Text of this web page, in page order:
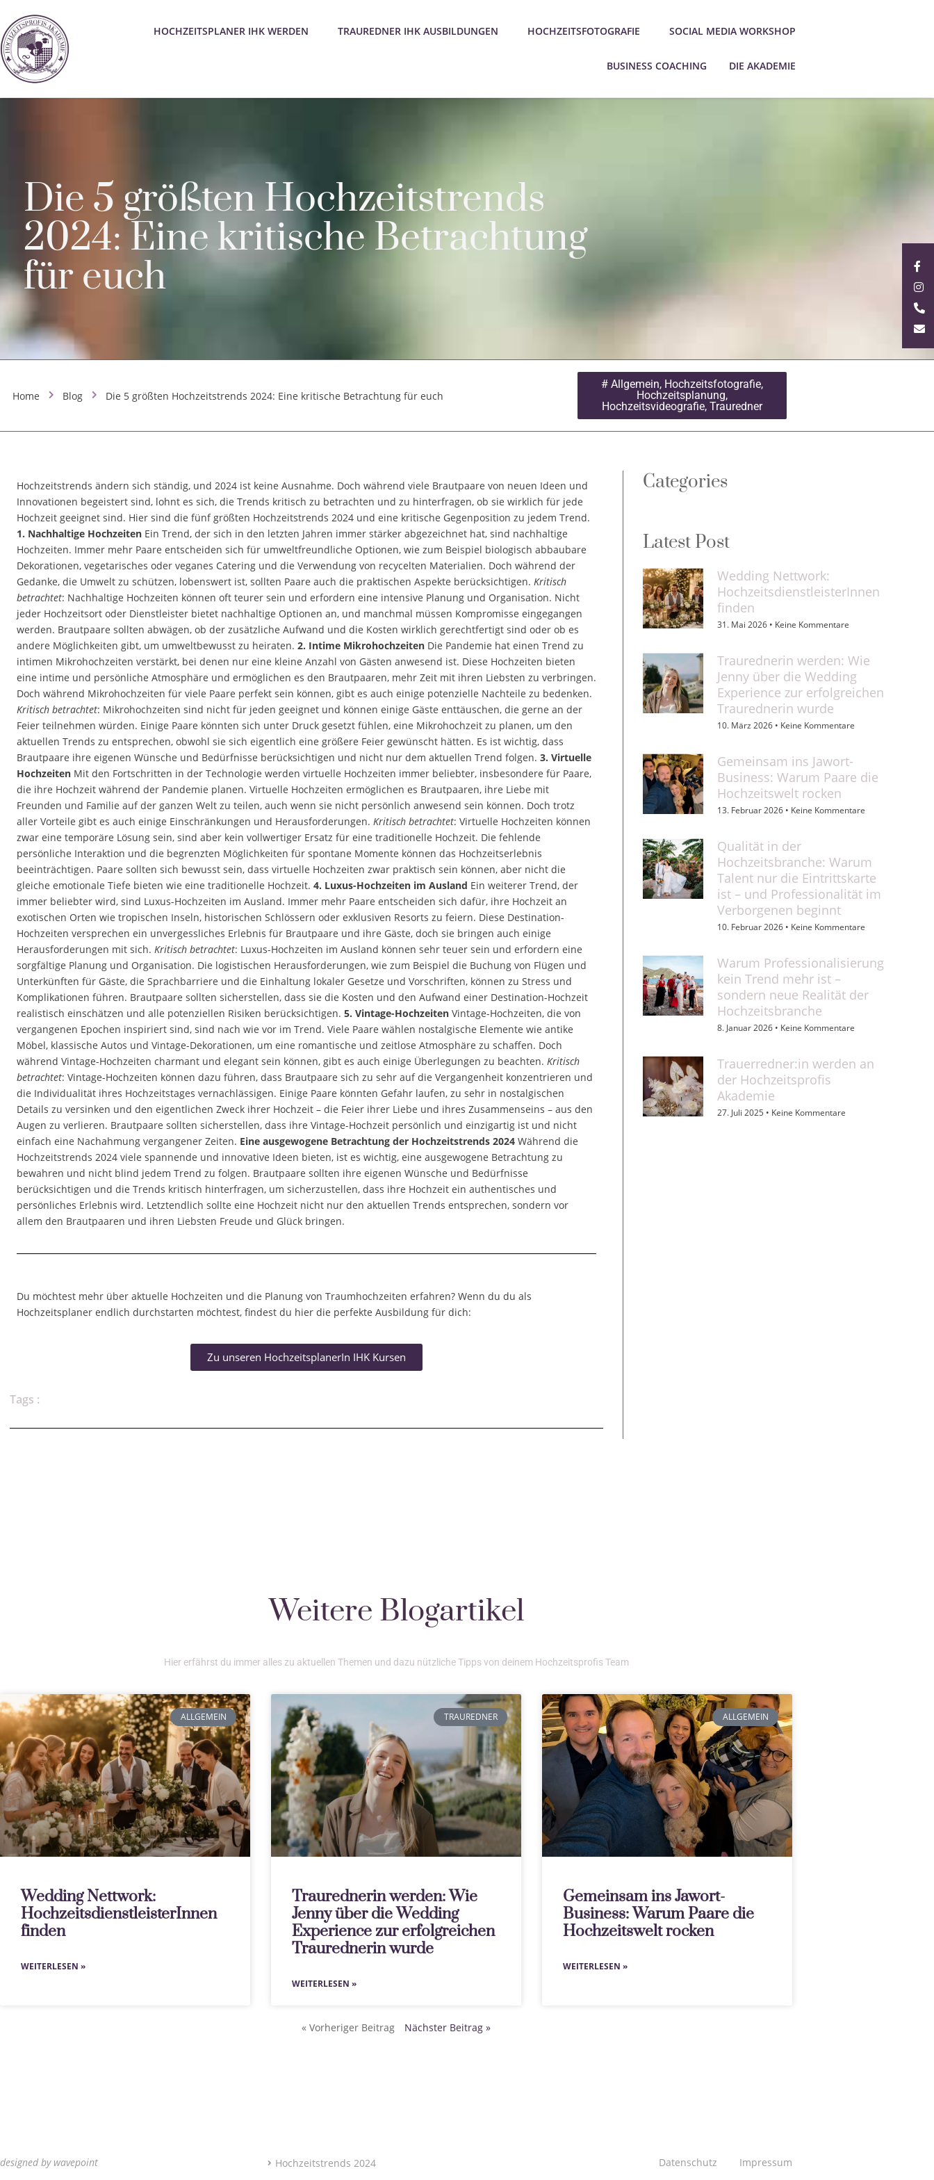
designed by wavepoint Hochzeitstrends 2024 Datenschutz Impressum
HOCHZEITSPLANER IHK WERDEN TRAUREDNER IHK AUSBILDUNGEN HOCHZEITSFOTOGRAFIE SOCIAL MEDIA WORKSHOP
BUSINESS COACHING DIE AKADEMIE
Die 5 größten Hochzeitstrends
2024: Eine kritische Betrachtung
für euch
Home Blog Die 5 größten Hochzeitstrends 2024: Eine kritische Betrachtung für euch
# Allgemein, Hochzeitsfotografie,
Hochzeitsplanung,
Hochzeitsvideografie, Trauredner
Hochzeitstrends ändern sich ständig, und 2024 ist keine Ausnahme. Doch während viele Brautpaare von neuen Ideen und
Innovationen begeistert sind, lohnt es sich, die Trends kritisch zu betrachten und zu hinterfragen, ob sie wirklich für jede
Hochzeit geeignet sind. Hier sind die fünf größten Hochzeitstrends 2024 und eine kritische Gegenposition zu jedem Trend.
1. Nachhaltige Hochzeiten Ein Trend, der sich in den letzten Jahren immer stärker abgezeichnet hat, sind nachhaltige
Hochzeiten. Immer mehr Paare entscheiden sich für umweltfreundliche Optionen, wie zum Beispiel biologisch abbaubare
Dekorationen, vegetarisches oder veganes Catering und die Verwendung von recycelten Materialien. Doch während der
Gedanke, die Umwelt zu schützen, lobenswert ist, sollten Paare auch die praktischen Aspekte berücksichtigen. Kritisch
betrachtet: Nachhaltige Hochzeiten können oft teurer sein und erfordern eine intensive Planung und Organisation. Nicht
jeder Hochzeitsort oder Dienstleister bietet nachhaltige Optionen an, und manchmal müssen Kompromisse eingegangen
werden. Brautpaare sollten abwägen, ob der zusätzliche Aufwand und die Kosten wirklich gerechtfertigt sind oder ob es
andere Möglichkeiten gibt, um umweltbewusst zu heiraten. 2. Intime Mikrohochzeiten Die Pandemie hat einen Trend zu
intimen Mikrohochzeiten verstärkt, bei denen nur eine kleine Anzahl von Gästen anwesend ist. Diese Hochzeiten bieten
eine intime und persönliche Atmosphäre und ermöglichen es den Brautpaaren, mehr Zeit mit ihren Liebsten zu verbringen.
Doch während Mikrohochzeiten für viele Paare perfekt sein können, gibt es auch einige potenzielle Nachteile zu bedenken.
Kritisch betrachtet: Mikrohochzeiten sind nicht für jeden geeignet und können einige Gäste enttäuschen, die gerne an der
Feier teilnehmen würden. Einige Paare könnten sich unter Druck gesetzt fühlen, eine Mikrohochzeit zu planen, um den
aktuellen Trends zu entsprechen, obwohl sie sich eigentlich eine größere Feier gewünscht hätten. Es ist wichtig, dass
Brautpaare ihre eigenen Wünsche und Bedürfnisse berücksichtigen und nicht nur dem aktuellen Trend folgen. 3. Virtuelle
Hochzeiten Mit den Fortschritten in der Technologie werden virtuelle Hochzeiten immer beliebter, insbesondere für Paare,
die ihre Hochzeit während der Pandemie planen. Virtuelle Hochzeiten ermöglichen es Brautpaaren, ihre Liebe mit
Freunden und Familie auf der ganzen Welt zu teilen, auch wenn sie nicht persönlich anwesend sein können. Doch trotz
aller Vorteile gibt es auch einige Einschränkungen und Herausforderungen. Kritisch betrachtet: Virtuelle Hochzeiten können
zwar eine temporäre Lösung sein, sind aber kein vollwertiger Ersatz für eine traditionelle Hochzeit. Die fehlende
persönliche Interaktion und die begrenzten Möglichkeiten für spontane Momente können das Hochzeitserlebnis
beeinträchtigen. Paare sollten sich bewusst sein, dass virtuelle Hochzeiten zwar praktisch sein können, aber nicht die
gleiche emotionale Tiefe bieten wie eine traditionelle Hochzeit. 4. Luxus-Hochzeiten im Ausland Ein weiterer Trend, der
immer beliebter wird, sind Luxus-Hochzeiten im Ausland. Immer mehr Paare entscheiden sich dafür, ihre Hochzeit an
exotischen Orten wie tropischen Inseln, historischen Schlössern oder exklusiven Resorts zu feiern. Diese Destination-
Hochzeiten versprechen ein unvergessliches Erlebnis für Brautpaare und ihre Gäste, doch sie bringen auch einige
Herausforderungen mit sich. Kritisch betrachtet: Luxus-Hochzeiten im Ausland können sehr teuer sein und erfordern eine
sorgfältige Planung und Organisation. Die logistischen Herausforderungen, wie zum Beispiel die Buchung von Flügen und
Unterkünften für Gäste, die Sprachbarriere und die Einhaltung lokaler Gesetze und Vorschriften, können zu Stress und
Komplikationen führen. Brautpaare sollten sicherstellen, dass sie die Kosten und den Aufwand einer Destination-Hochzeit
realistisch einschätzen und alle potenziellen Risiken berücksichtigen. 5. Vintage-Hochzeiten Vintage-Hochzeiten, die von
vergangenen Epochen inspiriert sind, sind nach wie vor im Trend. Viele Paare wählen nostalgische Elemente wie antike
Möbel, klassische Autos und Vintage-Dekorationen, um eine romantische und zeitlose Atmosphäre zu schaffen. Doch
während Vintage-Hochzeiten charmant und elegant sein können, gibt es auch einige Überlegungen zu beachten. Kritisch
betrachtet: Vintage-Hochzeiten können dazu führen, dass Brautpaare sich zu sehr auf die Vergangenheit konzentrieren und
die Individualität ihres Hochzeitstages vernachlässigen. Einige Paare könnten Gefahr laufen, zu sehr in nostalgischen
Details zu versinken und den eigentlichen Zweck ihrer Hochzeit – die Feier ihrer Liebe und ihres Zusammenseins – aus den
Augen zu verlieren. Brautpaare sollten sicherstellen, dass ihre Vintage-Hochzeit persönlich und einzigartig ist und nicht
einfach eine Nachahmung vergangener Zeiten. Eine ausgewogene Betrachtung der Hochzeitstrends 2024 Während die
Hochzeitstrends 2024 viele spannende und innovative Ideen bieten, ist es wichtig, eine ausgewogene Betrachtung zu
bewahren und nicht blind jedem Trend zu folgen. Brautpaare sollten ihre eigenen Wünsche und Bedürfnisse
berücksichtigen und die Trends kritisch hinterfragen, um sicherzustellen, dass ihre Hochzeit ein authentisches und
persönliches Erlebnis wird. Letztendlich sollte eine Hochzeit nicht nur den aktuellen Trends entsprechen, sondern vor
allem den Brautpaaren und ihren Liebsten Freude und Glück bringen.
Du möchtest mehr über aktuelle Hochzeiten und die Planung von Traumhochzeiten erfahren? Wenn du du als
Hochzeitsplaner endlich durchstarten möchtest, findest du hier die perfekte Ausbildung für dich:
Zu unseren HochzeitsplanerIn IHK Kursen
Tags :
Categories
Latest Post
Wedding Nettwork:
HochzeitsdienstleisterInnen
finden
31. Mai 2026 Keine Kommentare
Traurednerin werden: Wie
Jenny über die Wedding
Experience zur erfolgreichen
Traurednerin wurde
10. März 2026 Keine Kommentare
Gemeinsam ins Jawort-
Business: Warum Paare die
Hochzeitswelt rocken
13. Februar 2026 Keine Kommentare
Qualität in der
Hochzeitsbranche: Warum
Talent nur die Eintrittskarte
ist – und Professionalität im
Verborgenen beginnt
10. Februar 2026 Keine Kommentare
Warum Professionalisierung
kein Trend mehr ist –
sondern neue Realität der
Hochzeitsbranche
8. Januar 2026 Keine Kommentare
Trauerredner:in werden an
der Hochzeitsprofis
Akademie
27. Juli 2025 Keine Kommentare
Weitere Blogartikel
Hier erfährst du immer alles zu aktuellen Themen und dazu nützliche Tipps von deinem Hochzeitsprofis Team
ALLGEMEIN
Wedding Nettwork:
HochzeitsdienstleisterInnen
finden
WEITERLESEN »
TRAUREDNER
Traurednerin werden: Wie
Jenny über die Wedding
Experience zur erfolgreichen
Traurednerin wurde
WEITERLESEN »
ALLGEMEIN
Gemeinsam ins Jawort-
Business: Warum Paare die
Hochzeitswelt rocken
WEITERLESEN »
« Vorheriger Beitrag Nächster Beitrag »